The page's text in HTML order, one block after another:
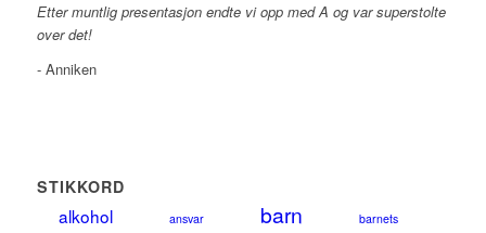
Etter muntlig presentasjon endte vi opp med A og var superstolte
over det!
- Anniken
STIKKORD
alkohol ansvar barn
barnets